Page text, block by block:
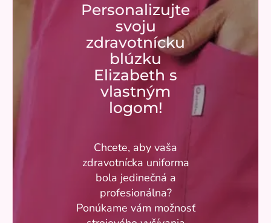
Personalizujte
svoju
zdravotnícku
blúzku
Elizabeth s
vlastným
logom!
Chcete, aby vaša
zdravotnícka uniforma
bola jedinečná a
profesionálna?
Ponúkame vám možnosť